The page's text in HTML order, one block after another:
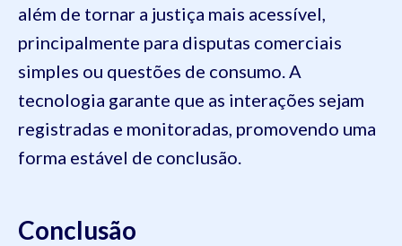
além de tornar a justiça mais acessível,
principalmente para disputas comerciais
simples ou questões de consumo. A
tecnologia garante que as interações sejam
registradas e monitoradas, promovendo uma
forma estável de conclusão.
Conclusão